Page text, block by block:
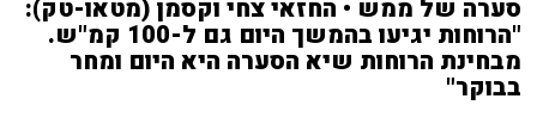
סערה של ממש • החזאי צחי וקסמן (מטאו-טק):
"הרוחות יגיעו בהמשך היום גם ל-100 קמ"ש.
מבחינת הרוחות שיא הסערה היא היום ומחר
בבוקר"